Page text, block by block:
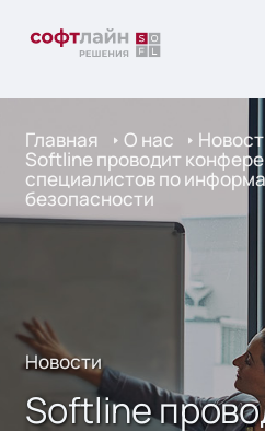
Главная О нас
Softline проводит
специалистов по
безопасности
Новости
Softline